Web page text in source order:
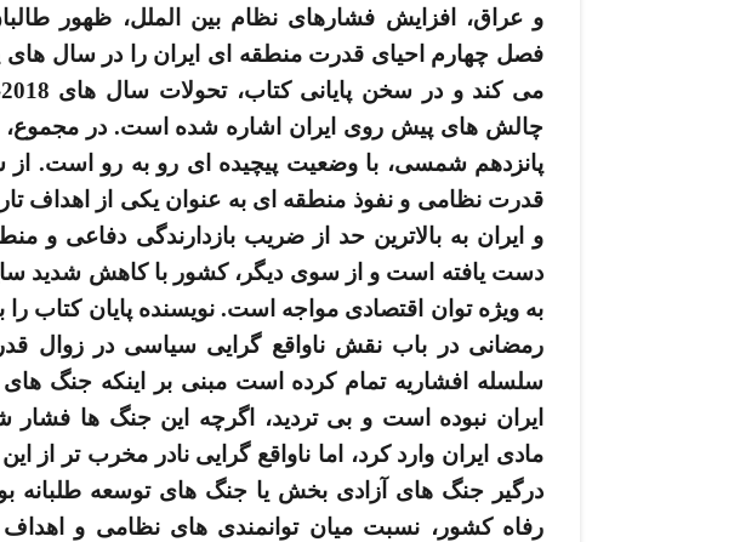
و عراق، افزایش فشارهای نظام بین­ الملل، ظهور
چالش­ های پیش روی ایران اشاره شده است. در مجموع،
پانزدهم شمسی، با وضعیت پیچیده ­ای رو به رو است. از
قدرت نظامی و نفوذ منطقه ­ای به عنوان یکی از اهداف
دست یافته است و از سوی دیگر، کشور با کاهش شدید
به ویژه توان اقتصادی مواجه است. نویسنده پایان کتاب را
رمضانی در باب نقش ناواقع­ گرایی سیاسی در زوال
سلسله افشاریه تمام کرده ­است مبنی بر اینکه جنگ­
ایران نبوده است و بی ­تردید، اگرچه این جنگ ­ها فشار
مادی ایران وارد کرد، اما ناواقع­ گرایی نادر مخرب­ تر از
درگیر جنگ­ های آزادی­ بخش یا جنگ ­های توسعه ­طلبانه
رفاه کشور، نسبت میان توان­مندی­ های نظامی و